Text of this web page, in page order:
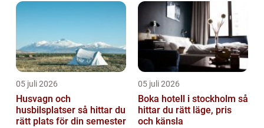
05 juli 2026
Husvagn och
husbilsplatser så hittar du
rätt plats för din semester
05 juli 2026
Boka hotell i stockholm så
hittar du rätt läge, pris
och känsla